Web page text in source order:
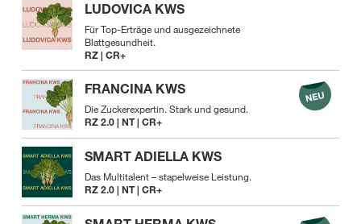
LUDOVICA KWS
Für Top-Erträge und ausgezeichnete
Blattgesundheit.
RZ | CR+
FRANCINA KWS
Die Zuckerexpertin. Stark und gesund.
RZ 2.0 | NT | CR+
SMART ADIELLA KWS
Das Multitalent – stapelweise Leistung.
RZ 2.0 | NT | CR+